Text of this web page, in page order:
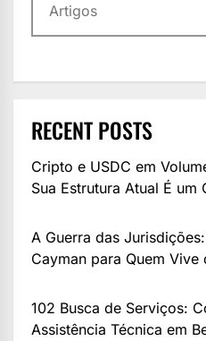
RECENT POSTS
Cripto e USDC em
Sua Estrutura Atual É um
A Guerra das
Cayman para Quem
102 Busca de Serviços:
Assistência Técnica em